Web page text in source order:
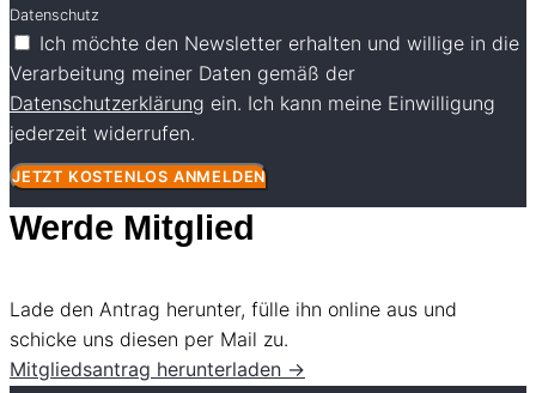
Datenschutz
Ich möchte den Newsletter erhalten und willige in die
Verarbeitung meiner Daten gemäß der
Datenschutzerklärung ein. Ich kann meine Einwilligung
jederzeit widerrufen.
JETZT KOSTENLOS ANMELDEN
Werde Mitglied
Lade den Antrag herunter, fülle ihn online aus und
schicke uns diesen per Mail zu.
Mitgliedsantrag herunterladen →